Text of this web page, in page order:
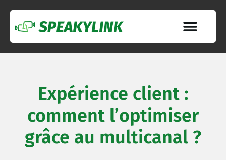
Expérience client :
comment l’optimiser
grâce au multicanal ?